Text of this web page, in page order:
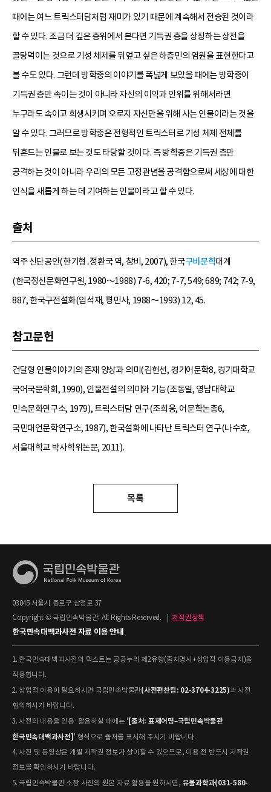
때에는 여느 트릭스터담처럼 재미가 있기 때문에 계속해서 전승된 것이라
할 수 있다. 조금 더 깊은 층위에서 본다면 기득권 층을 상징하는 상전을
골탕먹이는 것으로 기성 체제를 뒤엎고 싶은 하층민의 염원을 표현한다고
볼 수도 있다. 그런데 방학중의 이야기를 폭넓게 보았을 때에는 방학중이
기득권 층만 속이는 것이 아니라 자신의 이익과 안위를 위해서라면
누구라도 속이고 희생시키며 오로지 자신만을 위해 사는 인물이라는 것을
알 수 있다. 그러므로 방학중은 전형적인 트릭스터로 기성 체제 전체를
뒤흔드는 인물로 보는 것도 타당할 것이다. 즉 방학중은 기득권 층만
공격하는 것이 아니라 우리의 모든 고정관념을 공격함으로써 세상에 대한
인식을 새롭게 하는 데 기여하는 인물이라고 할 수 있다.
출처
역주 신단공안(한기형․정환국 역, 창비, 2007), 한국구비문학대계
(한국정신문화연구원, 1980～1988) 7-6, 420; 7-7, 549; 689; 742; 7-9,
887, 한국구전설화(임석재, 평민사, 1988～1993) 12, 45.
참고문헌
건달형 인물이야기의 존재 양상과 의미(김헌선, 경기어문학8, 경기대학교
국어국문학회, 1990), 인물전설의 의미와 기능(조동일, 영남대학교
민속문화연구소, 1979), 트릭스터담 연구(조희웅, 어문학논총6,
국민대언문학연구소, 1987), 한국설화에 나타난 트릭스터 연구(나수호,
서울대학교 박사학위논문, 2011).
목록
03045 서울시 종로구 삼청로 37
Copyright © 국립민속박물관. All Rights Reserved.
저작권정책
한국민속대백과사전 자료 이용 안내
1. 한국민속대백과사전의 텍스트는 공공누리 제2유형(출처명시+상업적 이용금지)을
적용합니다.
2. 상업적 이용이 필요하시면 국립민속박물관(사전편찬팀: 02-3704-3225)과 사전
협의하시기 바랍니다.
3. 사전의 내용을 인용·활용하실 때에는 ' [출처: 표제어명–국립민속박물관
한국민속대백과사전] ' 형식으로 출처를 표시해 주시기 바랍니다.
4. 사진 및 동영상은 개별 저작권 정보가 상이할 수 있으므로, 이용 전 반드시 저작권
정보를 확인하시기 바랍니다.
5. 국립민속박물관 소장 사진의 원본 자료 활용을 원하시면, 유물과학과(031-580-